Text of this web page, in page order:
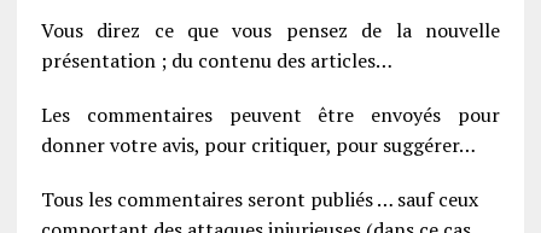
Vous direz ce que vous pensez de la nouvelle
présentation ; du contenu des articles…
Les commentaires peuvent être envoyés pour
donner votre avis, pour critiquer, pour suggérer…
Tous les commentaires seront publiés … sauf ceux